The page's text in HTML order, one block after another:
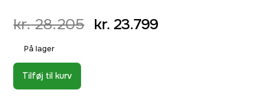
kr.28.205 kr. 23.799
På lager
Tilføj til kurv